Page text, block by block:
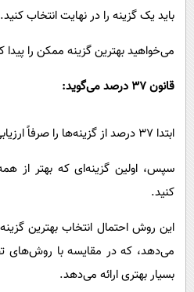
باید یک گزینه را در نهایت انتخاب کنید.
می‌خواهید بهترین گزینه ممکن را پیدا
قانون ۳۷ درصد می‌گوید:
ابتدا ۳۷ درصد از گزینه‌ها را صرفاً ارزیابی کنید و هیچ تصمیمی نگیرید.
سپس، اولین گزینه‌ای که بهتر از
کنید.
می‌دهد، که در مقایسه با روش‌های
بسیار بهتری ارائه می‌دهد.